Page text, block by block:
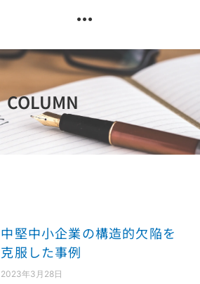
COLUMN
中堅中小企業の構造的欠陥を
克服した事例
2023年3月28日